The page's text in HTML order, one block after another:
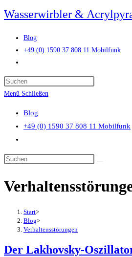
Zum
Inhalt
springen
Wasserwirbler &
Blog
+49 (0) 1590 37 808 11 Mobilfunk
umschalten
the
panel.
Menü Schließen
Blog
+49 (0) 1590 37 808 11 Mobilfunk
umschalten
Diese
durchsuchen
Start>
Blog>
Verhaltensstörungen
Der Lakhovsky-